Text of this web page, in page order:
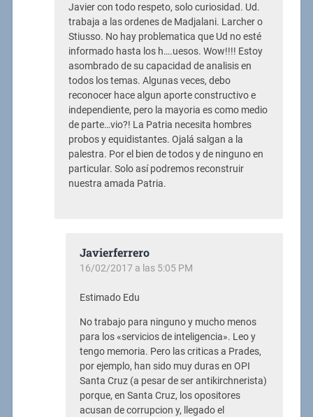
Javier con todo respeto, solo curiosidad. Ud.
trabaja a las ordenes de Madjalani. Larcher o
Stiusso. No hay problematica que Ud no esté
informado hasta los h….uesos. Wow!!!! Estoy
asombrado de su capacidad de analisis en
todos los temas. Algunas veces, debo
reconocer hace algun aporte constructivo e
independiente, pero la mayoria es como medio
de parte…vio?! La Patria necesita hombres
probos y equidistantes. Ojalá salgan a la
palestra. Por el bien de todos y de ninguno en
particular. Solo así podremos reconstruir
nuestra amada Patria.
Javierferrero
16/02/2017 a las 5:05 PM
Estimado Edu
No trabajo para ninguno y mucho menos
para los «servicios de inteligencia». Leo y
tengo memoria. Pero las criticas a Prades,
por ejemplo, han sido muy duras en OPI
Santa Cruz (a pesar de ser antikirchnerista)
porque, en Santa Cruz, los opositores
acusan de corrupcion y, llegado el